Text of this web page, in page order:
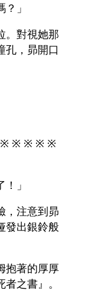
」
。對視她那
孔，昴開口
※ ※ ※ ※
」
，注意到昴
發出銀鈴般
抱著的厚厚
之書』。